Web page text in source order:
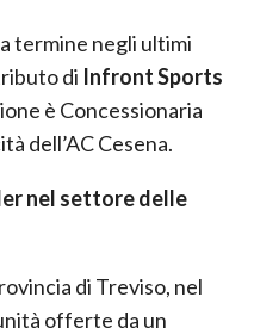
termine negli ultimi
di Infront Sports
è Concessionaria
dell’AC Cesena.
nel settore delle
di Treviso, nel
offerte da un